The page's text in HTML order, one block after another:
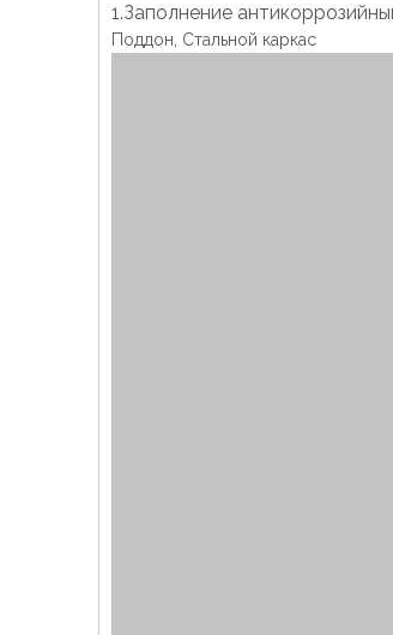
1.Заполнение
Поддон, Стальной каркас